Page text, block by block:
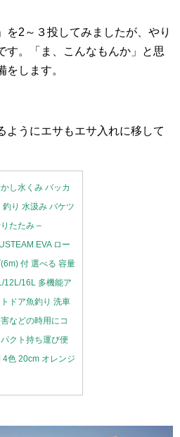
を2～３投してみましたが、やり
す。「ま、こんなもんか」と思
します。
ようにエサもエサ入れに移して
し水くみ バッカ
釣り 水汲み バケツ
たたみ –
EVA ロー
付 選べる 容量
12L/16L 多機能ア
ドア魚釣り 洗車
などの時用にコ
クト持ち運び便
4色 20cm オレンジ